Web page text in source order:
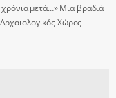
μετά…» Μια βραδιά
Χώρος